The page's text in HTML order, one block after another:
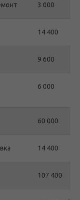
3 000
14 400
9 600
6 000
60 000
14 400
107 400